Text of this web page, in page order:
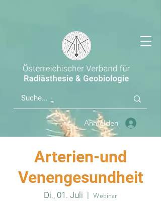
Anmelden
Arterien-und
Venengesundheit
Di., 01. Juli
  |
Webinar